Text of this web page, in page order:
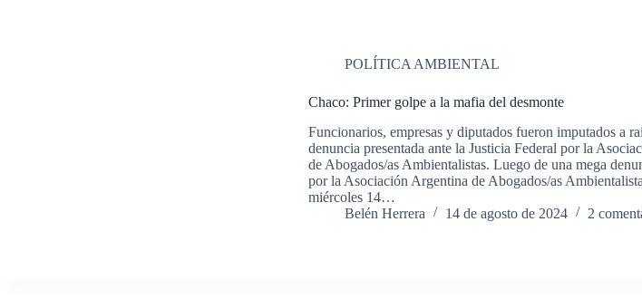
POLÍTICA AMBIENTAL
Chaco: Primer golpe a la mafia del desmonte
Funcionarios, empresas y diputados fueron imputados a
denuncia presentada ante la Justicia Federal por la
de Abogados/as Ambientalistas. Luego de una mega
por la Asociación Argentina de Abogados/as
miércoles 14…
Belén Herrera
14 de agosto de 2024 2